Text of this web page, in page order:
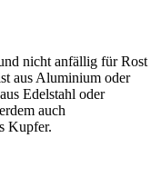
nicht anfällig für Rost
aus Aluminium oder
Edelstahl oder
auch
Kupfer.